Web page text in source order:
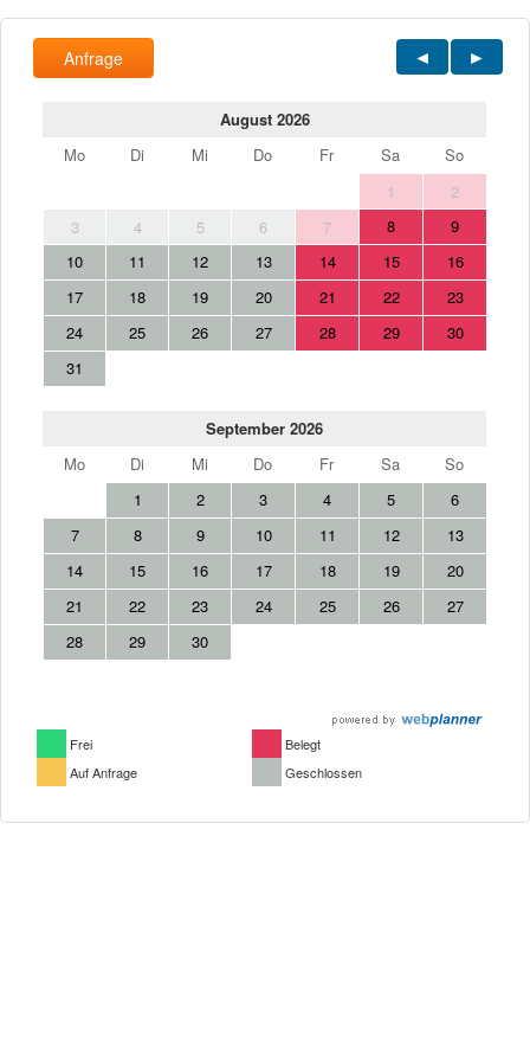
Anfrage
August 2026
Mo
Di Mi Do Fr Sa
So
1
2
3
4 5 6 7 8
9
10
11 12 13 14 15
16
17
18 19 20 21 22
23
24
25 26 27 28 29
30
31
September 2026
Mo
Di Mi Do Fr Sa
So
1
2 3 4 5
6
7
8 9 10 11 12
13
14
15 16 17 18 19
20
21
22 23 24 25 26
27
28
29 30
Frei
Belegt
Auf Anfrage
Geschlossen